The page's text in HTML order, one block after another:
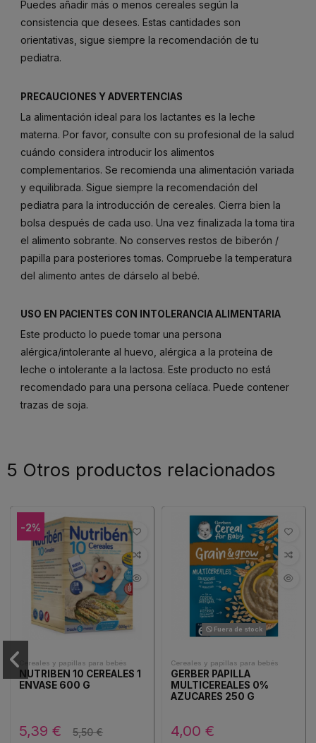
Puedes añadir más o menos cereales según la
consistencia que desees. Estas cantidades son
orientativas, sigue siempre la recomendación de tu
pediatra.
PRECAUCIONES Y ADVERTENCIAS
La alimentación ideal para los lactantes es la leche
materna. Por favor, consulte con su profesional de la salud
cuándo considera introducir los alimentos
complementarios. Se recomienda una alimentación variada
y equilibrada. Sigue siempre la recomendación del
pediatra para la introducción de cereales. Cierra bien la
bolsa después de cada uso. Una vez finalizada la toma tira
el alimento sobrante. No conserves restos de biberón /
papilla para posteriores tomas. Compruebe la temperatura
del alimento antes de dárselo al bebé.
USO EN PACIENTES CON INTOLERANCIA ALIMENTARIA
Este producto lo puede tomar una persona
alérgica/intolerante al huevo, alérgica a la proteína de
leche o intolerante a la lactosa. Este producto no está
recomendado para una persona celíaca. Puede contener
trazas de soja.
5 Otros productos relacionados
-2%
Cereales y papillas para bebés
NUTRIBEN 10 CEREALES 1
ENVASE 600 G
5,39 € 5,50 €
Fuera de stock
Cereales y papillas para bebés
GERBER PAPILLA
MULTICEREALES 0%
AZUCARES 250 G
4,00 €